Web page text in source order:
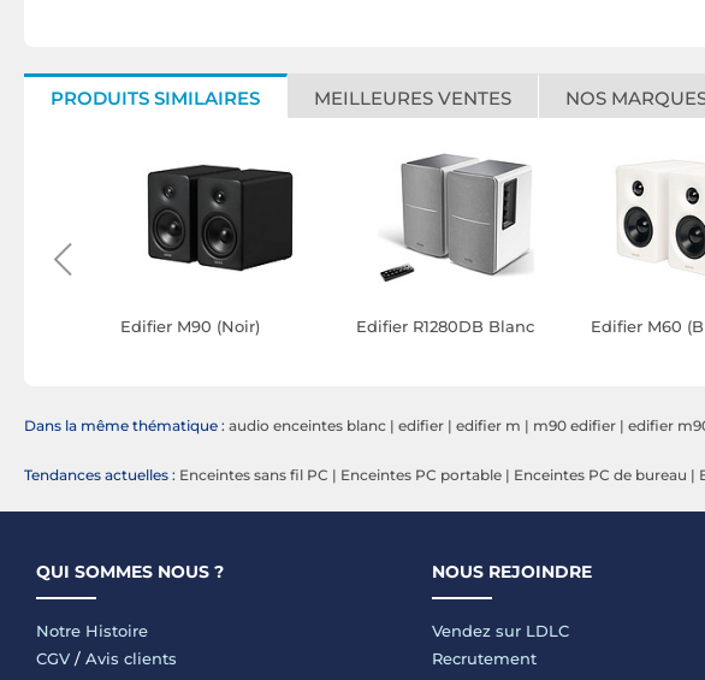
PRODUITS SIMILAIRES MEILLEURES VENTES NOS
Edifier M90 (Noir) Edifier R1280DB Blanc Edifier M60
Dans la même thématique : audio enceintes blanc | edifier | edifier m | m90 edifier | edifier
Tendances actuelles : Enceintes sans fil PC | Enceintes PC portable | Enceintes PC de bureau |
QUI SOMMES NOUS ?
Notre Histoire
CGV / Avis clients
NOUS REJOINDRE
Vendez sur LDLC
Recrutement